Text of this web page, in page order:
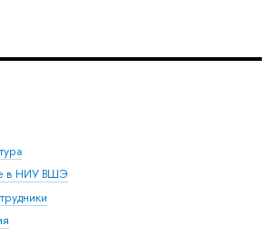
в НИУ ВШЭ